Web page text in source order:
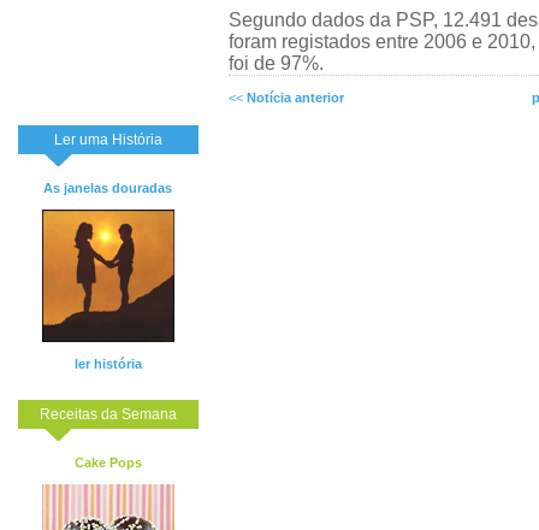
Ler uma História
As janelas douradas
ler história
Receitas da Semana
Cake Pops
Segundo dados da PSP, 12.491
foram registados entre 2006 e
foi de 97%.
<< Notícia anterior